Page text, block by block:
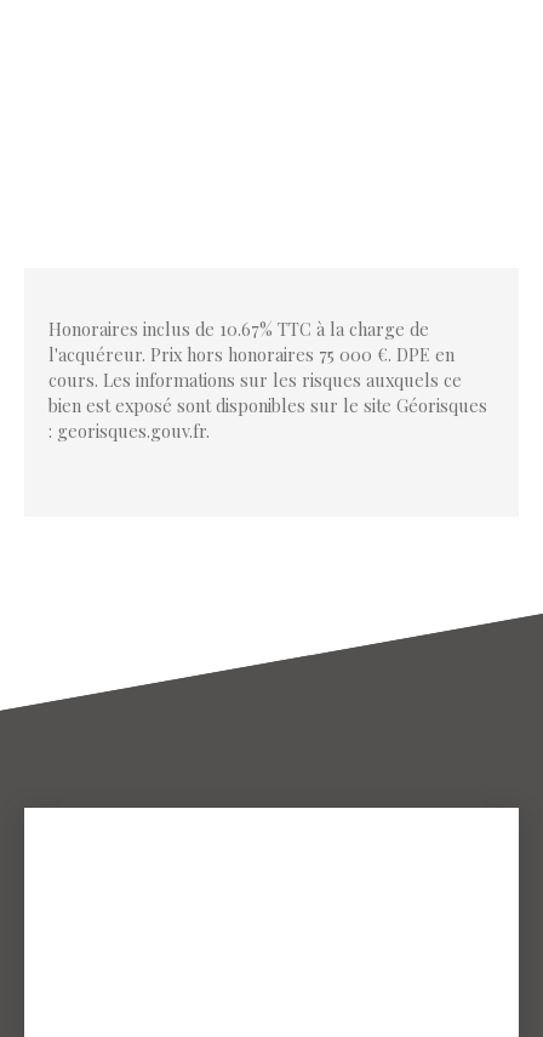
Honoraires inclus de 10.67% TTC à la charge de
l'acquéreur. Prix hors honoraires 75 000 €. DPE en
cours. Les informations sur les risques auxquels ce
bien est exposé sont disponibles sur le site Géorisques
: georisques.gouv.fr.